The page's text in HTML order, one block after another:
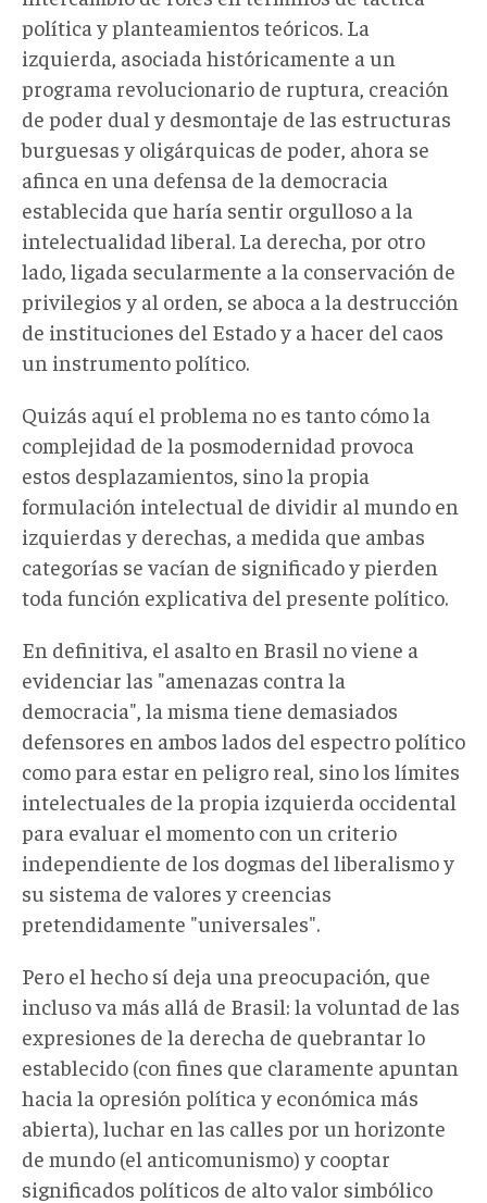
política y planteamientos teóricos. La
izquierda, asociada históricamente a un
programa revolucionario de ruptura, creación
de poder dual y desmontaje de las estructuras
burguesas y oligárquicas de poder, ahora se
afinca en una defensa de la democracia
establecida que haría sentir orgulloso a la
intelectualidad liberal. La derecha, por otro
lado, ligada secularmente a la conservación de
privilegios y al orden, se aboca a la destrucción
de instituciones del Estado y a hacer del caos
un instrumento político.
Quizás aquí el problema no es tanto cómo la
complejidad de la posmodernidad provoca
estos desplazamientos, sino la propia
formulación intelectual de dividir al mundo en
izquierdas y derechas, a medida que ambas
categorías se vacían de significado y pierden
toda función explicativa del presente político.
En definitiva, el asalto en Brasil no viene a
evidenciar las "amenazas contra la
democracia", la misma tiene demasiados
defensores en ambos lados del espectro político
como para estar en peligro real, sino los límites
intelectuales de la propia izquierda occidental
para evaluar el momento con un criterio
independiente de los dogmas del liberalismo y
su sistema de valores y creencias
pretendidamente "universales".
Pero el hecho sí deja una preocupación, que
incluso va más allá de Brasil: la voluntad de las
expresiones de la derecha de quebrantar lo
establecido (con fines que claramente apuntan
hacia la opresión política y económica más
abierta), luchar en las calles por un horizonte
de mundo (el anticomunismo) y cooptar
significados políticos de alto valor simbólico